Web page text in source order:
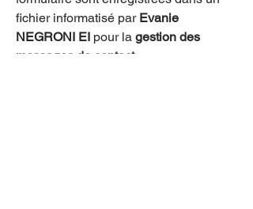
fichier informatisé par Evanie
NEGRONI EI pour la gestion des
messages de contact.